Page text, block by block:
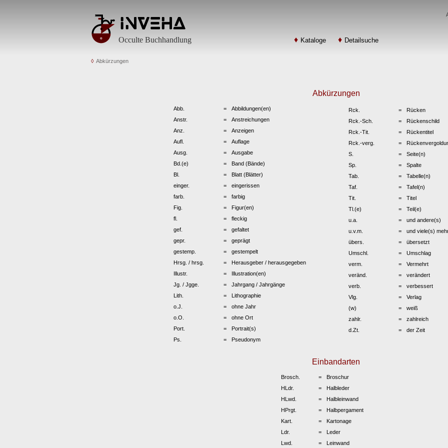
Occulte Buchhandlung Kataloge Detailsuche
Abkürzungen
Abkürzungen
Abb.
Abbildungen(en)
Anstr.
Anstreichungen
Anz.
Anzeigen
Aufl.
Auflage
Ausg.
Ausgabe
Bd.(e)
Band (Bände)
Bl.
Blatt (Blätter)
einger.
eingerissen
farb.
farbig
Fig.
Figur(en)
fl.
fleckig
gef.
gefaltet
gepr.
geprägt
gestemp.
gestempelt
Hrsg. / hrsg.
Herausgeber / herausgegeben
Illustr.
Illustration(en)
Jg. / Jgge.
Jahrgang / Jahrgänge
Lith.
Lithographie
o.J.
ohne Jahr
o.O.
ohne Ort
Port.
Portrait(s)
Ps.
Pseudonym
Rck.
Rücken
Rck.-Sch.
Rückenschild
Rck.-Tit.
Rückentitel
Rck.-verg.
S.
Seite(n)
Sp.
Spalte
Tab.
Tabelle(n)
Taf.
Tafel(n)
Tit.
Titel
Tl.(e)
Teil(e)
u.a.
und andere(s)
u.v.m.
und viele(s)
übers.
übersetzt
Umschl.
Umschlag
verm.
Vermehrt
veränd.
verändert
verb.
verbessert
Vlg.
Verlag
(w)
weiß
zahlr.
zahlreich
d.Zt.
der Zeit
Einbandarten
Brosch.
Broschur
HLdr.
Halbleder
HLwd.
Halbleinwand
HPrgt.
Halbpergament
Kart.
Kartonage
Ldr.
Leder
Lwd.
Leinwand